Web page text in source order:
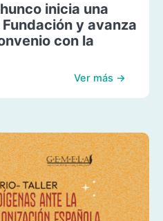
inicia una
y avanza
con la
Ver más →